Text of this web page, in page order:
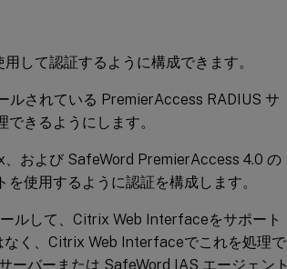
して認証するように構成できます。
されている PremierAccess RADIUS サ
きるようにします。
および SafeWord PremierAccess 4.0 の
使用するように認証を構成します。
ルして、Citrix Web Interfaceをサポート
く、Citrix Web Interfaceでこれを処理で
ーバーまたは SafeWord IAS エージェント